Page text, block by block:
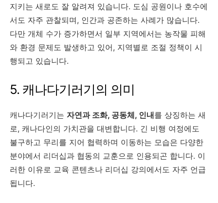
지키는 새로도 잘 알려져 있습니다. 도심 공원이나 호수에
서도 자주 관찰되며, 인간과 공존하는 사례가 많습니다.
다만 개체 수가 증가하면서 일부 지역에서는 농작물 피해
와 환경 문제도 발생하고 있어, 지역별로 조절 정책이 시
행되고 있습니다.
5. 캐나다기러기의 의미
캐나다기러기는 자연과 조화, 공동체, 인내를 상징하는 새
로, 캐나다인의 가치관을 대변합니다. 긴 비행 여정에도
불구하고 무리를 지어 협력하며 이동하는 모습은 다양한
분야에서 리더십과 협동의 교훈으로 인용되곤 합니다. 이
러한 이유로 교육 콘텐츠나 리더십 강의에서도 자주 언급
됩니다.